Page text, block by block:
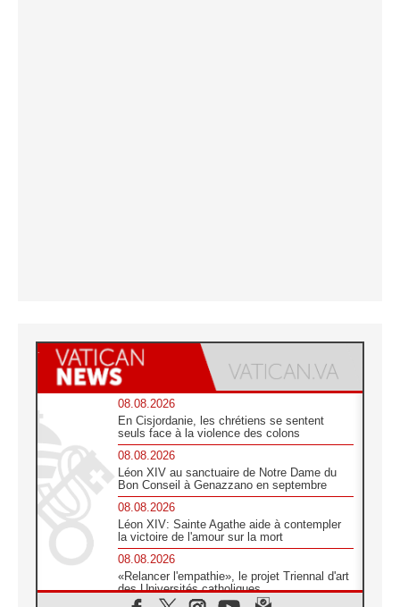
08.08.2026
En Cisjordanie, les chrétiens se sentent
seuls face à la violence des colons
08.08.2026
Léon XIV au sanctuaire de Notre Dame du
Bon Conseil à Genazzano en septembre
08.08.2026
Léon XIV: Sainte Agathe aide à contempler
la victoire de l'amour sur la mort
08.08.2026
«Relancer l'empathie», le projet Triennal d'art
des Universités catholiques